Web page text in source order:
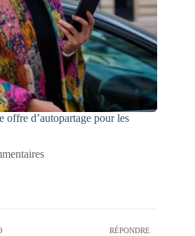
offre d’autopartage pour les
RÉPONDRE